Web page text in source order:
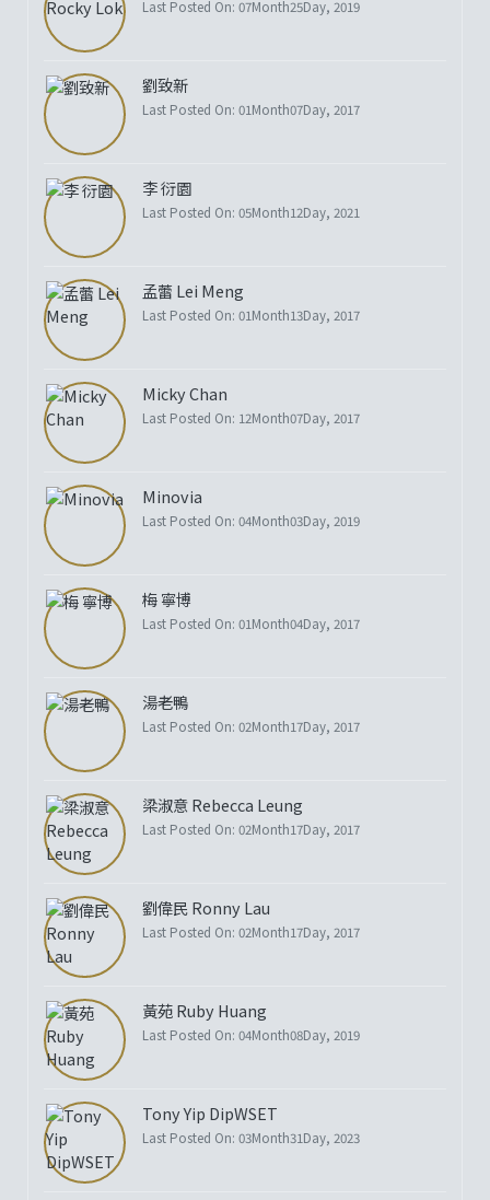
Last Posted On: 07Month25Day, 2019
劉致新
Last Posted On: 01Month07Day, 2017
李 衍園
Last Posted On: 05Month12Day, 2021
孟蕾 Lei Meng
Last Posted On: 01Month13Day, 2017
Micky Chan
Last Posted On: 12Month07Day, 2017
Minovia
Last Posted On: 04Month03Day, 2019
梅 寧博
Last Posted On: 01Month04Day, 2017
湯老鴨
Last Posted On: 02Month17Day, 2017
梁淑意 Rebecca Leung
Last Posted On: 02Month17Day, 2017
劉偉民 Ronny Lau
Last Posted On: 02Month17Day, 2017
黃苑 Ruby Huang
Last Posted On: 04Month08Day, 2019
Tony Yip DipWSET
Last Posted On: 03Month31Day, 2023